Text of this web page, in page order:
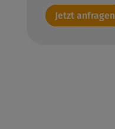
Jetzt anfragen